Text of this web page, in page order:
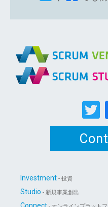
Investment - 投資
Studio - 新規事業創出
Connect